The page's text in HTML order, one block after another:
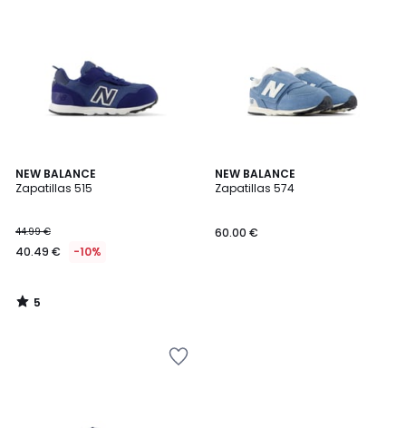
NEW BALANCE
Zapatillas 515
44.99 €
40.49 € -10%
5
/
5
/
NEW BALANCE
Zapatillas 574
60.00 €